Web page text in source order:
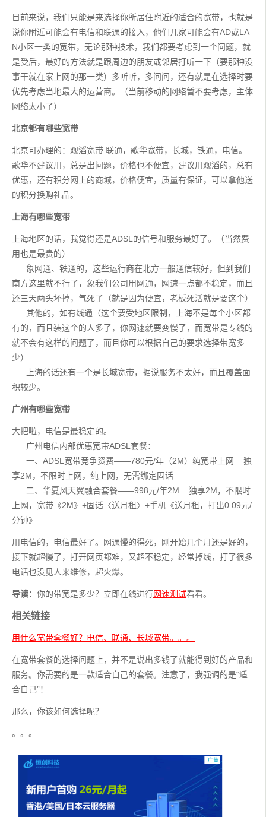
目前来说，我们只能是来选择你所居住附近的适合的宽带，也就是
说你附近可能会有电信和联通的接入，他们几家可能会有AD或LA
N小区一类的宽带，无论那种技术，我们都要考虑到一个问题，就
是受后，最好的方法就是跟周边的朋友或邻居打听一下（要那种没
事干就在家上网的那一类）多听听，多问问，还有就是在选择时要
优先考虑当地最大的运营商。（当前移动的网络暂不要考虑，主体
网络太小了）
北京都有哪些宽带
北京可办理的：观滔宽带 联通，歌华宽带，长城，铁通，电信。
歌华不建议用，总是出问题，价格也不便宜，建议用观滔的，总有
优惠，还有积分网上的商城，价格便宜，质量有保证，可以拿他送
的积分换购礼品。
上海有哪些宽带
上海地区的话，我觉得还是ADSL的信号和服务最好了。（当然费
用也是最贵的）
象网通、铁通的，这些运行商在北方一般通信较好，但到我们
南方这里就不行了，象我们公司用网通，网速一点都不稳定，而且
还三天两头坏掉，气死了（就是因为便宜，老板死活就是要这个）
其他的，如有线通（这个要受地区限制，上海不是每个小区都
有的，而且装这个的人多了，你网速就要变慢了，而宽带是专线的
就不会有这样的问题了，而且你可以根据自己的要求选择带宽多
少）
上海的话还有一个是长城宽带，据说服务不太好，而且覆盖面
积较少。
广州有哪些宽带
大把啦，电信是最稳定的。
广州电信内部优惠宽带ADSL套餐：
一、ADSL宽带竞争资费——780元/年（2M）纯宽带上网    独
享2M，不限时上网，纯上网，无需绑定固话
二、华夏风天翼融合套餐——998元/年2M    独享2M，不限时
上网，宽带《2M》+固话〈送月租〉+手机《送月租，打出0.09元/
分钟》
用电信的，电信最好了。网通慢的得死，刚开始几个月还是好的，
接下就超慢了，打开网页都难，又超不稳定，经常掉线，打了很多
电话也没见人来维修，超火爆。
导读：你的带宽是多少？立即在线进行网速测试看看。
相关链接
用什么宽带套餐好？电信、联通、长城宽带。。。
在宽带套餐的选择问题上，并不是说出多钱了就能得到好的产品和
服务。你需要的是一款适合自己的套餐。注意了，我强调的是“适
合自己”！
那么，你该如何选择呢？
。。。